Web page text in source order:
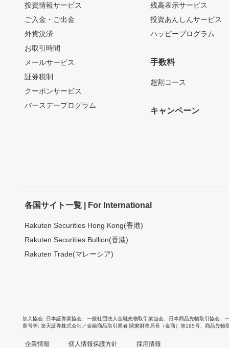
投資情報サービス
ご入金・ご出金
外貨決済
お取引時間
メールサービス
証券税制
クーポンサービス
バースデープログラム
残高表示サービス
投資あんしんサービス
ハッピープログラム
手数料
超割コース
キャンペーン
各国サイト一覧 | For International
Rakuten Securities Hong Kong(香港)
Rakuten Securities Bullion(香港)
Rakuten Trade(マレーシア)
加入協会 日本証券業協会 一般社団法人金融先物取引業協会 日本商品先物取引協会
商号等 楽天証券株式会社／金融商品取引業者 関東財務局長（金商）第195号、商品先物
企業情報 個人情報保護方針 採用情報